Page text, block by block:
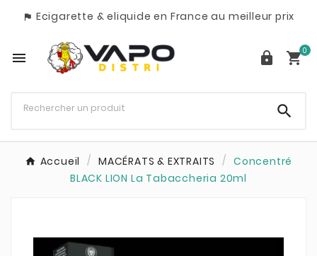
 Ecigarette & eliquide en France au meilleur prix
  0

Accueil MACÉRATS & EXTRAITS
Concentré
BLACK LION La Tabaccheria 20ml